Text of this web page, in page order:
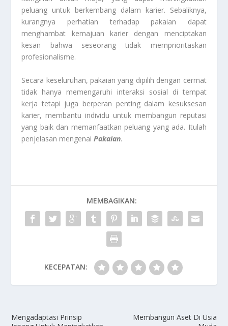
peluang untuk berkembang dalam karier. Sebaliknya,
kurangnya perhatian terhadap pakaian dapat
menghambat kemajuan karier dengan menciptakan
kesan bahwa seseorang tidak memprioritaskan
profesionalisme.
Secara keseluruhan, pakaian yang dipilih dengan cermat
tidak hanya memengaruhi interaksi sosial di tempat
kerja tetapi juga berperan penting dalam kesuksesan
karier, membantu individu untuk membangun reputasi
yang baik dan memanfaatkan peluang yang ada. Itulah
penjelasan mengenaiPakaian.
MEMBAGIKAN:
KECEPATAN:
Mengadaptasi Prinsip
Membangun Aset Di Usia